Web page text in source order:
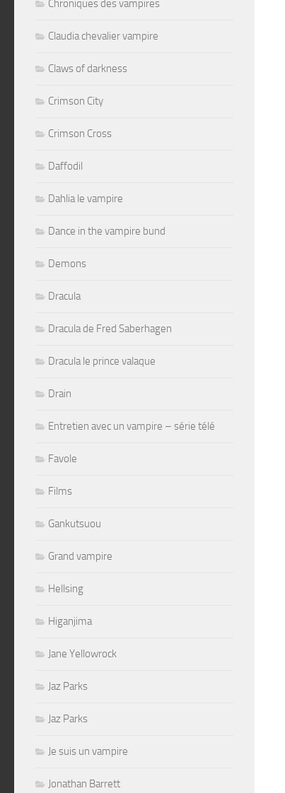
Chroniques des vampires
Claudia chevalier vampire
Claws of darkness
Crimson City
Crimson Cross
Daffodil
Dahlia le vampire
Dance in the vampire bund
Demons
Dracula
Dracula de Fred Saberhagen
Dracula le prince valaque
Drain
Entretien avec un vampire – série télé
Favole
Films
Gankutsuou
Grand vampire
Hellsing
Higanjima
Jane Yellowrock
Jaz Parks
Jaz Parks
Je suis un vampire
Jonathan Barrett